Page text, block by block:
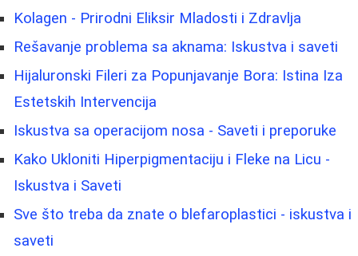
Kolagen - Prirodni Eliksir Mladosti i Zdravlja
Rešavanje problema sa aknama: Iskustva i saveti
Hijaluronski Fileri za Popunjavanje Bora: Istina Iza
Estetskih Intervencija
Iskustva sa operacijom nosa - Saveti i preporuke
Kako Ukloniti Hiperpigmentaciju i Fleke na Licu -
Iskustva i Saveti
Sve što treba da znate o blefaroplastici - iskustva i
saveti